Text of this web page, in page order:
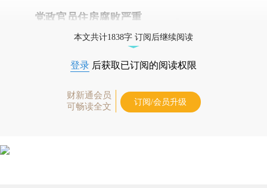
党政官员住房腐败严重
本文共计1838字 订阅后继续阅读
登录 后获取已订阅的阅读权限
财新通会员
可畅读全文
订阅/会员升级